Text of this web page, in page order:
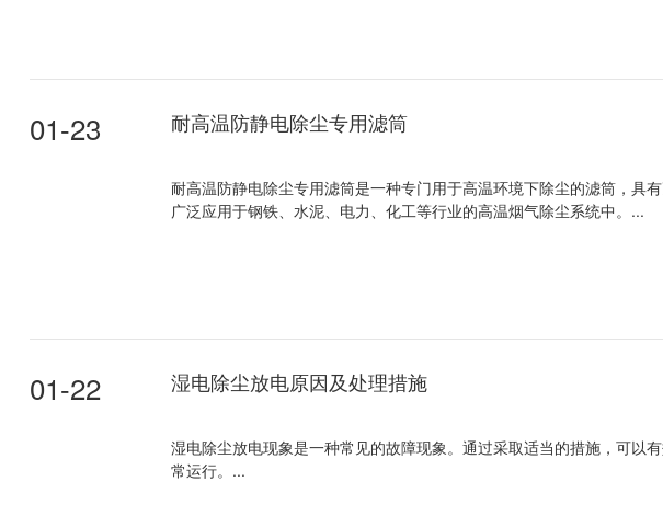
01-23 耐高温防静电除尘专用滤筒
耐高温防静电除尘专用滤筒是一种专门用于高温环境下除尘的滤筒，具
广泛应用于钢铁、水泥、电力、化工等行业的高温烟气除尘系统中。...
01-22 湿电除尘放电原因及处理措施
湿电除尘放电现象是一种常见的故障现象。通过采取适当的措施，可以
常运行。...